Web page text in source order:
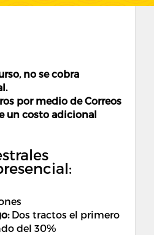
no se cobra
por medio de Correos
un costo adicional
Dos tractos el primero
del 30%